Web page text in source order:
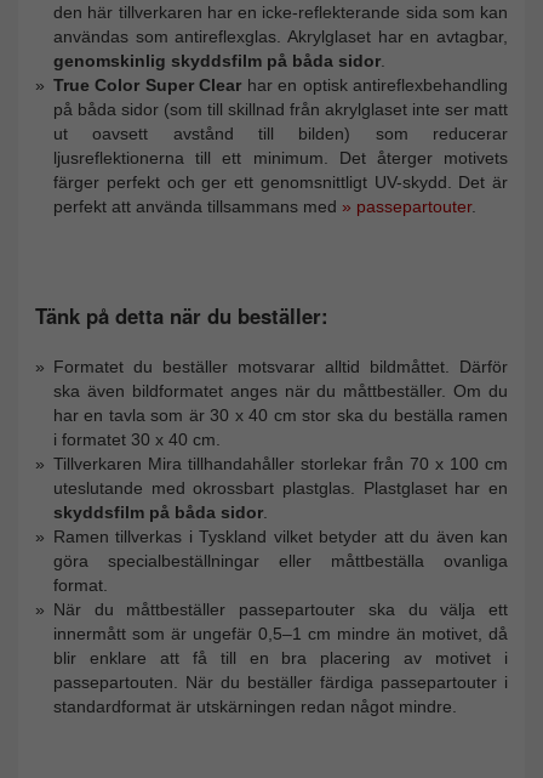
den här tillverkaren har en icke-reflekterande sida som kan
användas som antireflexglas. Akrylglaset har en avtagbar,
genomskinlig skyddsfilm på båda sidor.
True Color Super Clear har en optisk antireflexbehandling
på båda sidor (som till skillnad från akrylglaset inte ser matt
ut oavsett avstånd till bilden) som reducerar
ljusreflektionerna till ett minimum. Det återger motivets
färger perfekt och ger ett genomsnittligt UV-skydd. Det är
perfekt att använda tillsammans med » passepartouter.
Tänk på detta när du beställer:
Formatet du beställer motsvarar alltid bildmåttet. Därför
ska även bildformatet anges när du måttbeställer. Om du
har en tavla som är 30 x 40 cm stor ska du beställa ramen
i formatet 30 x 40 cm.
Tillverkaren Mira tillhandahåller storlekar från 70 x 100 cm
uteslutande med okrossbart plastglas. Plastglaset har en
skyddsfilm på båda sidor
Ramen tillverkas i Tyskland vilket betyder att du även kan
göra specialbeställningar eller måttbeställa ovanliga
format.
När du måttbeställer passepartouter ska du välja ett
innermått som är ungefär 0,5–1 cm mindre än motivet, då
blir enklare att få till en bra placering av motivet i
passepartouten. När du beställer färdiga passepartouter i
standardformat är utskärningen redan något mindre.